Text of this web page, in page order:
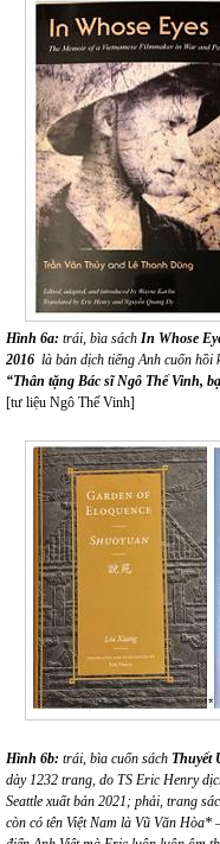
Hình 6a: trái, bìa sách In Whose
2016 là bản dịch tiếng Anh cuốn hồi
“Thân tặng Bác sĩ Ngô Thế Vinh,
[tư liệu Ngô Thế Vinh]
Hình 6b: trái, bìa cuốn sách Thuyết
dày 1232 trang, do TS Eric Henry
Seattle xuất bản 2021; phải, trang
còn có tên Việt Nam là Vũ Văn